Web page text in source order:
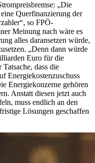
„Die
Querfinanzierung der
so FPÖ-
Meinung nach wäre es
alles daransetzen würde,
„Denn dann würde
Euro für die
dass die
Energiekostenzuschuss
Energiekonzerne gehören
Anstatt diesen jetzt auch
muss endlich an den
Lösungen geschaffen